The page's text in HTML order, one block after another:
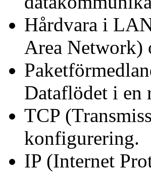
Hårdvara i
Area Network)
Dataflödet i en
TCP
konfigurering.
IP (Internet